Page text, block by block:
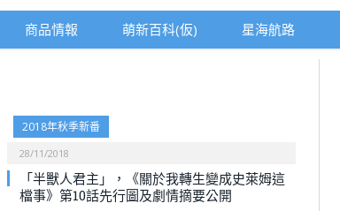
商品情報 萌新百科(仮) 星海航路
2018年秋季新番
28/11/2018
「半獸人君主」，《關於我轉生變成史萊姆這
檔事》第10話先行圖及劇情摘要公開